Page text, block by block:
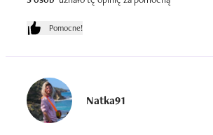
Jeśli miałabym je określić jednym zdaniem:
wygląd na chwilę.
Pomocne!
Natka91